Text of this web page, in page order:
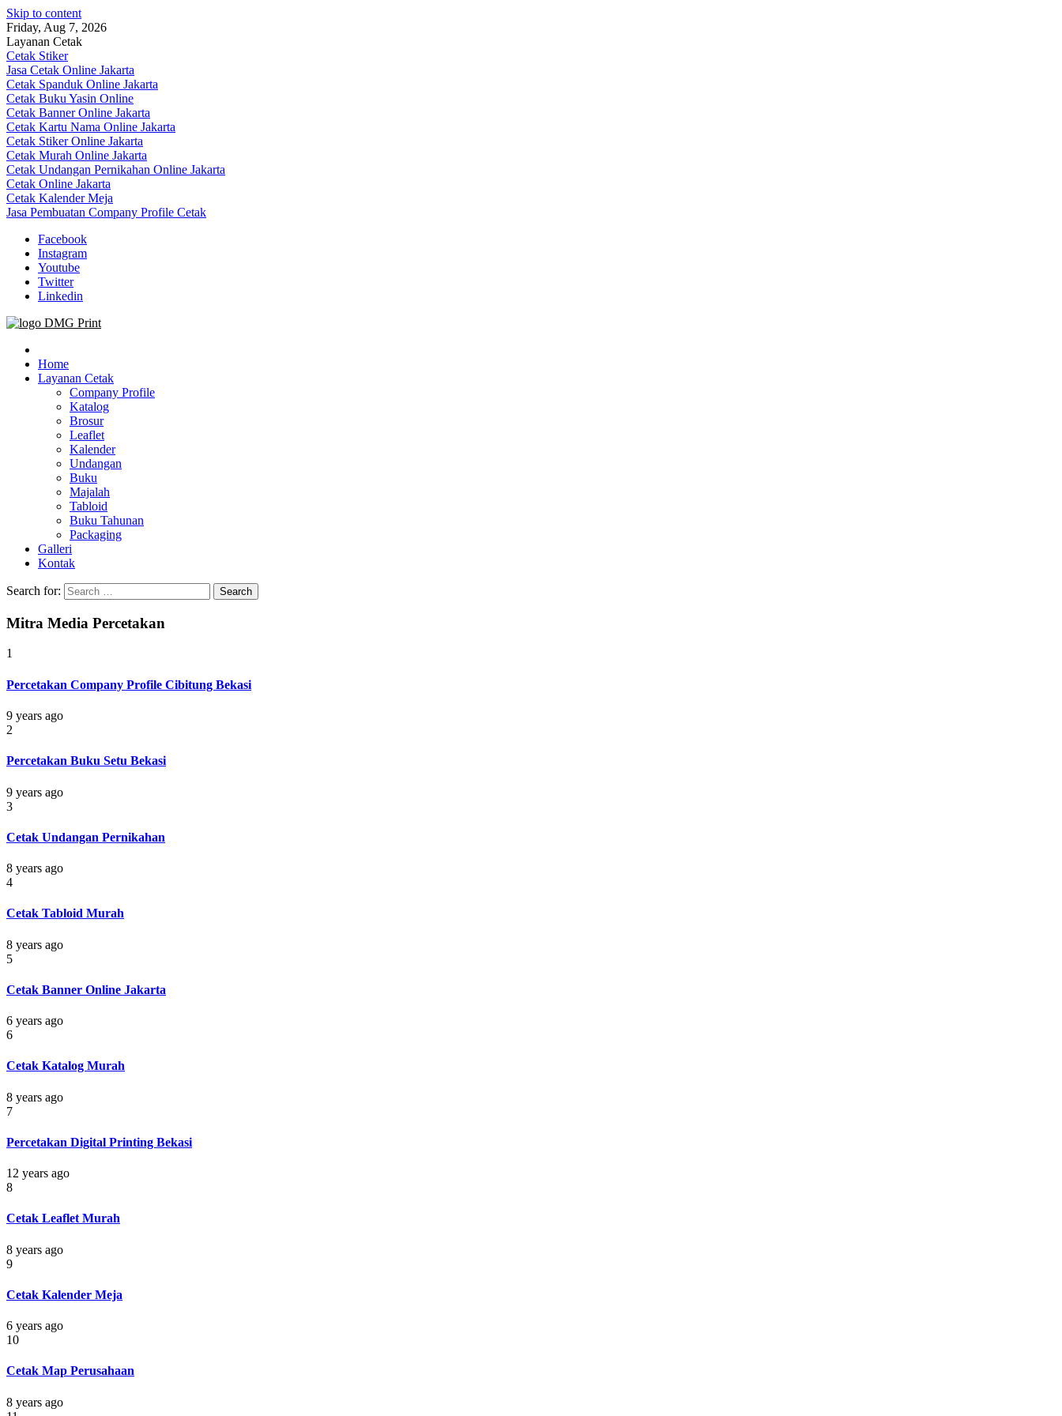
Skip to content
Friday, Aug 7, 2026
Layanan Cetak
Cetak Stiker
Jasa Cetak Online Jakarta
Cetak Spanduk Online Jakarta
Cetak Buku Yasin Online
Cetak Banner Online Jakarta
Cetak Kartu Nama Online Jakarta
Cetak Stiker Online Jakarta
Cetak Murah Online Jakarta
Cetak Undangan Pernikahan Online Jakarta
Cetak Online Jakarta
Cetak Kalender Meja
Jasa Pembuatan Company Profile Cetak
Facebook
Instagram
Youtube
Twitter
Linkedin
Jasa Cetak Online DMG Printing
Home
Layanan Cetak
Company Profile
Katalog
Brosur
Leaflet
Kalender
Undangan
Buku
Majalah
Tabloid
Buku Tahunan
Packaging
Galleri
Kontak
Search for:
Mitra Media Percetakan
1
Percetakan Company Profile Cibitung Bekasi
9 years ago
2
Percetakan Buku Setu Bekasi
9 years ago
3
Cetak Undangan Pernikahan
8 years ago
4
Cetak Tabloid Murah
8 years ago
5
Cetak Banner Online Jakarta
6 years ago
6
Cetak Katalog Murah
8 years ago
7
Percetakan Digital Printing Bekasi
12 years ago
8
Cetak Leaflet Murah
8 years ago
9
Cetak Kalender Meja
6 years ago
10
Cetak Map Perusahaan
8 years ago